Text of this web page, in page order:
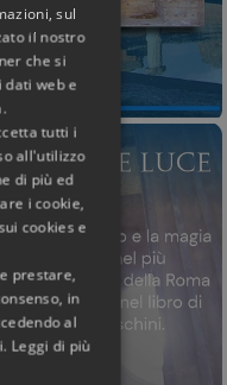
sul
il nostro
che si
dati web e
tutti i
all'utilizzo
di più ed
i cookie,
cookies e
prestare,
in
al
Leggi di più